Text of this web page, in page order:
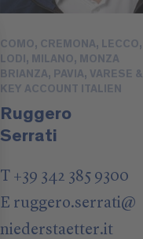
COMO, CREMONA, LECCO,
LODI, MILANO, MONZA
BRIANZA, PAVIA, VARESE &
KEY ACCOUNT ITALIEN
Ruggero
Serrati
T +39 342 385 9300
E ruggero.serrati@
niederstaetter.it